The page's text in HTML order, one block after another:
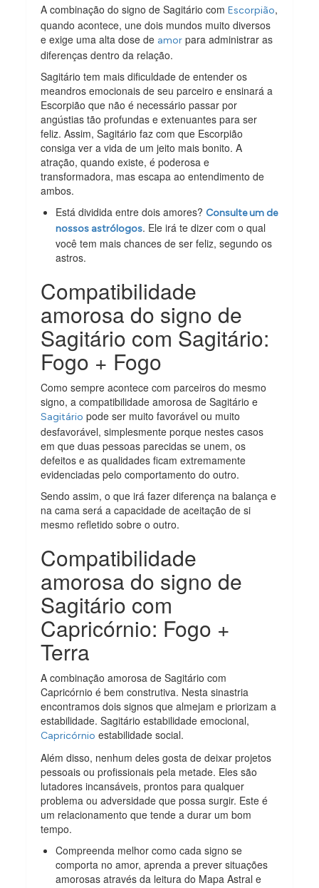
A combinação do signo de Sagitário comEscorpião,
quando acontece, une dois mundos muito diversos
e exige uma alta dose de amor para administrar as
diferenças dentro da relação.
Sagitário tem mais dificuldade de entender os
meandros emocionais de seu parceiro e ensinará a
Escorpião que não é necessário passar por
angústias tão profundas e extenuantes para ser
feliz. Assim, Sagitário faz com que Escorpião
consiga ver a vida de um jeito mais bonito. A
atração, quando existe, é poderosa e
transformadora, mas escapa ao entendimento de
ambos.
Está dividida entre dois amores?Consulte um de
nossos astrólogos. Ele irá te dizer com o qual
você tem mais chances de ser feliz, segundo os
astros.
Compatibilidade
amorosa do signo de
Sagitário com Sagitário:
Fogo + Fogo
Como sempre acontece com parceiros do mesmo
signo, a compatibilidade amorosa de Sagitário e
Sagitário pode ser muito favorável ou muito
desfavorável, simplesmente porque nestes casos
em que duas pessoas parecidas se unem, os
defeitos e as qualidades ficam extremamente
evidenciadas pelo comportamento do outro.
Sendo assim, o que irá fazer diferença na balança e
na cama será a capacidade de aceitação de si
mesmo refletido sobre o outro.
Compatibilidade
amorosa do signo de
Sagitário com
Capricórnio: Fogo +
Terra
A combinação amorosa de Sagitário com
Capricórnio é bem construtiva. Nesta sinastria
encontramos dois signos que almejam e priorizam a
estabilidade. Sagitário estabilidade emocional,
Capricórnio estabilidade social.
Além disso, nenhum deles gosta de deixar projetos
pessoais ou profissionais pela metade. Eles são
lutadores incansáveis, prontos para qualquer
problema ou adversidade que possa surgir. Este é
um relacionamento que tende a durar um bom
tempo.
Compreenda melhor como cada signo se
comporta no amor, aprenda a prever situações
amorosas através da leitura do Mapa Astral e